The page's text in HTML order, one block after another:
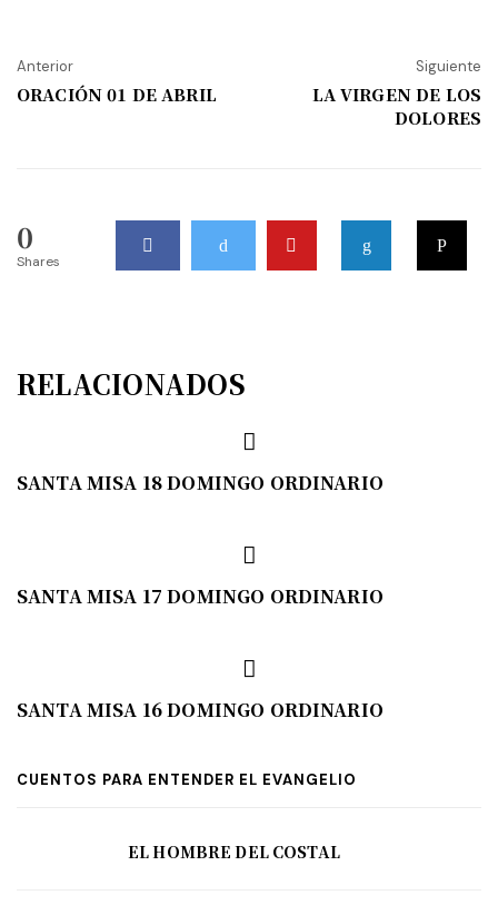
Anterior
ORACIÓN 01 DE ABRIL
Siguiente
LA VIRGEN DE LOS
DOLORES
0
Shares
RELACIONADOS
SANTA MISA 18 DOMINGO ORDINARIO
SANTA MISA 17 DOMINGO ORDINARIO
SANTA MISA 16 DOMINGO ORDINARIO
CUENTOS PARA ENTENDER EL EVANGELIO
EL HOMBRE DEL COSTAL